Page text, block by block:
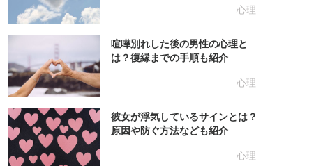
心理
心理
喧嘩別れした後の男性の心理と
は？復縁までの手順も紹介
心理
彼女が浮気しているサインとは？
原因や防ぐ方法なども紹介